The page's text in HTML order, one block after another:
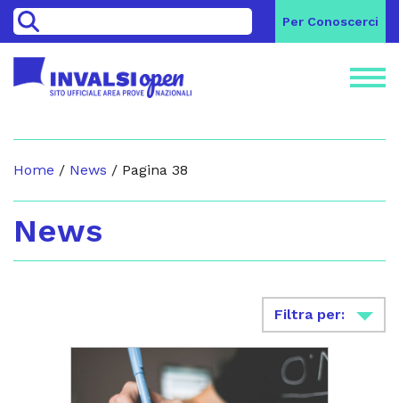
> Per Conoscerci
Home / News / Pagina 38
News
Filtra per: